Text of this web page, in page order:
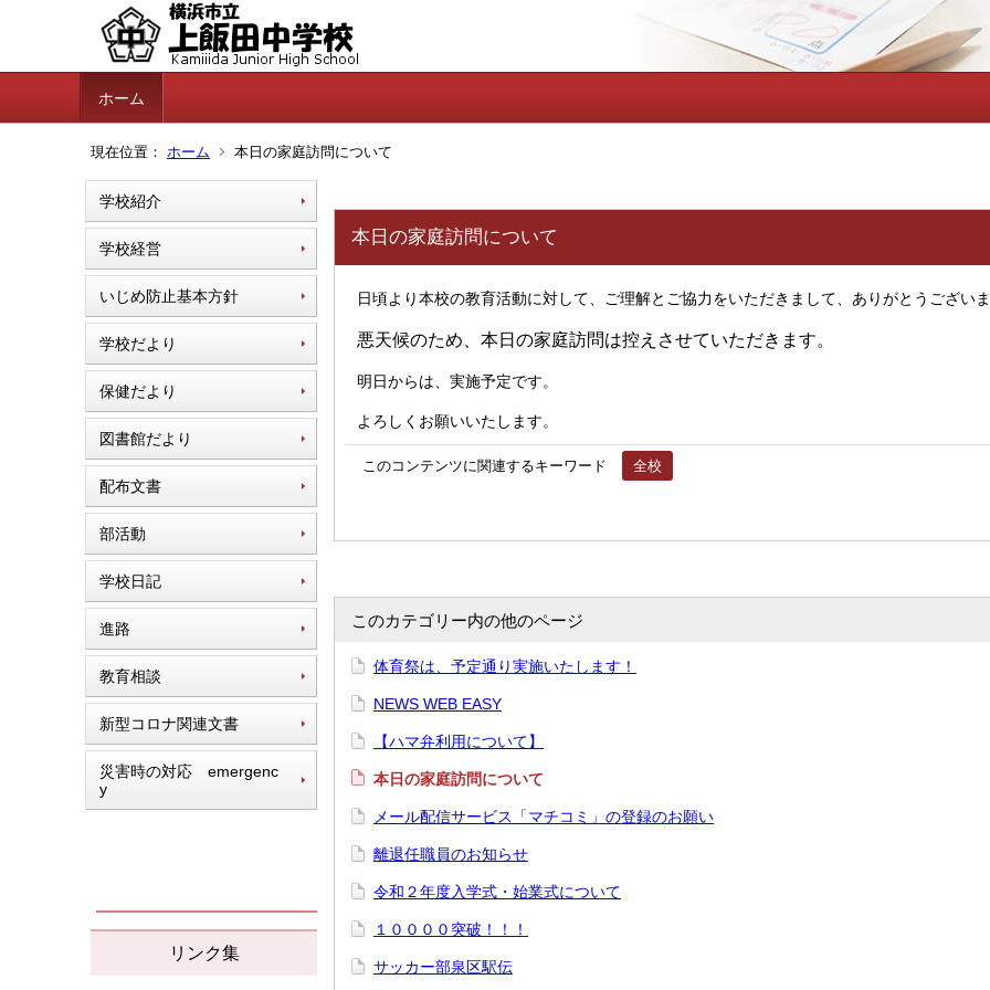
ホーム
現在位置： ホーム 本日の家庭訪問について
学校紹介
学校経営
いじめ防止基本方針
学校だより
保健だより
図書館だより
配布文書
部活動
学校日記
進路
教育相談
新型コロナ関連文書
災害時の対応 emergenc
y
リンク集
本日の家庭訪問について
日頃より本校の教育活動に対して、ご理解とご協力をいただきまして、ありがとうござい
悪天候のため、本日の家庭訪問は控えさせていただきます。
明日からは、実施予定です。
よろしくお願いいたします。
このコンテンツに関連するキーワード 全校
このカテゴリー内の他のページ
体育祭は、予定通り実施いたします！
NEWS WEB EASY
【ハマ弁利用について】
本日の家庭訪問について
メール配信サービス「マチコミ」の登録のお願い
離退任職員のお知らせ
令和２年度入学式・始業式について
１００００突破！！！
サッカー部泉区駅伝